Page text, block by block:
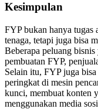
Kesimpulan
FYP bukan hanya tugas
tenaga, tetapi juga bisa
Beberapa peluang
pembuatan FYP,
Selain itu, FYP juga
peringkat di mesin
kunci, membuat konten
menggunakan media